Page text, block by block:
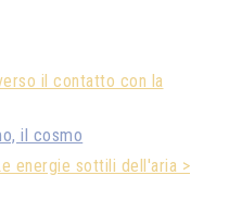
il contatto con la
il cosmo
energie sottili dell'aria >